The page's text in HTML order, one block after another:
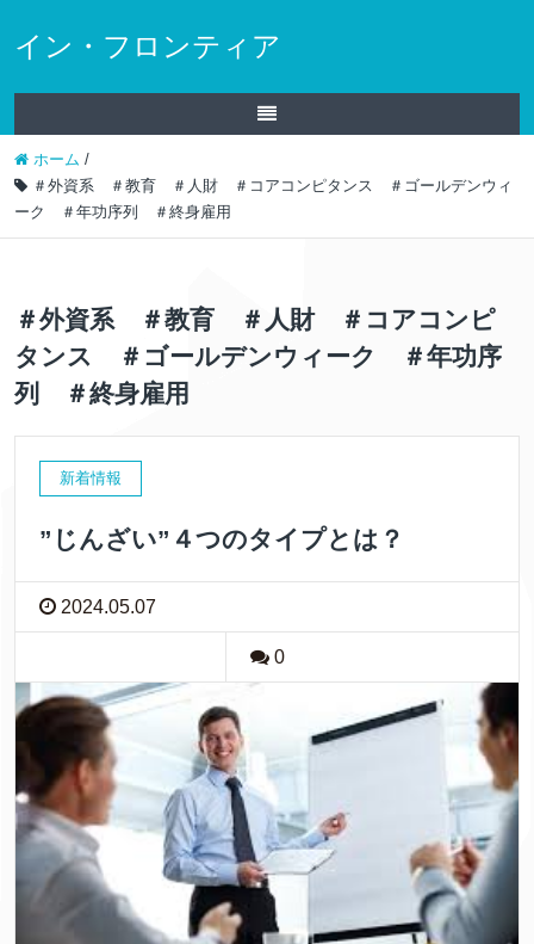
イン・フロンティア
ホーム /
＃外資系 ＃教育 ＃人財 ＃コアコンピタンス ＃ゴールデンウィ
ーク ＃年功序列 ＃終身雇用
＃外資系 ＃教育 ＃人財 ＃コアコンピ
タンス ＃ゴールデンウィーク ＃年功序
列 ＃終身雇用
新着情報
”じんざい”４つのタイプとは？
2024.05.07
0